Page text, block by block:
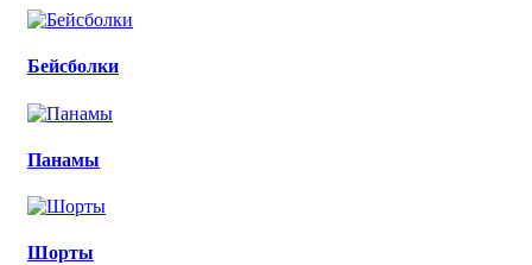
Бейсболки
Панамы
Шорты